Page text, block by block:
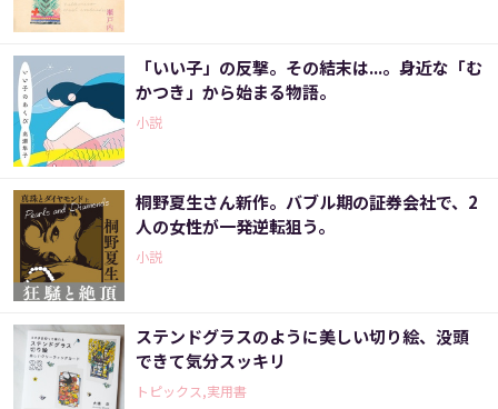
「いい子」の反撃。その結末は...。身近な「む
かつき」から始まる物語。
小説
桐野夏生さん新作。バブル期の証券会社で、2
人の女性が一発逆転狙う。
小説
ステンドグラスのように美しい切り絵、没頭
できて気分スッキリ
トピックス,実用書